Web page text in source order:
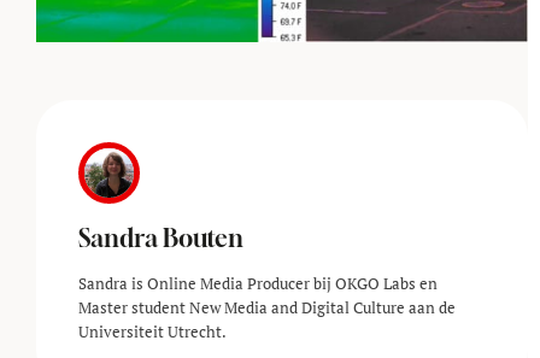
Sandra Bouten
Sandra is Online Media Producer bij OKGO Labs en
Master student New Media and Digital Culture aan de
Universiteit Utrecht.